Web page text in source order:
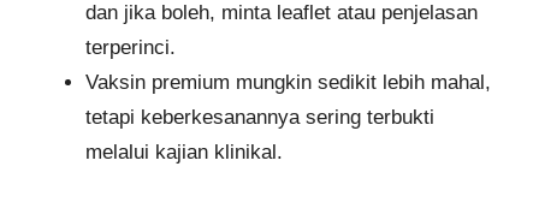
dan jika boleh, minta leaflet atau penjelasan
terperinci.
Vaksin premium mungkin sedikit lebih mahal,
tetapi keberkesanannya sering terbukti
melalui kajian klinikal.